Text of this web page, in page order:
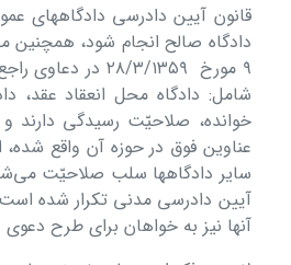
قانون آیین دادرسی دادگاھھای
٩ مورخ ٢٨/٣/
شامل: دادگاه محل انعقاد عقد،
خوانده، صلاحیّت رسیدگی دارند
عناوین فوق در حوزه آن واقع شده،
آیین دادرسی مدنی تکرار شده
آنھا نیز به خواھان برای طرح